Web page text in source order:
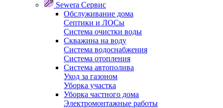
Sewera Сервис
Обслуживание дома
Септики и ЛОСы
Система очистки воды
Скважина на воду
Система водоснабжения
Система отопления
Система автополива
Уход за газоном
Уборка участка
Уборка частного дома
Электромонтажные работы